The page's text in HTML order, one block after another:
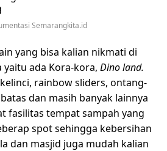
Semarangkita.id
yang bisa kalian nikmati di
yaitu ada Kora-kora, Dino land.
rainbow sliders, ontang-
dan masih banyak lainnya
fasilitas tempat sampah yang
spot sehingga kebersihan
dan masjid juga mudah kalian